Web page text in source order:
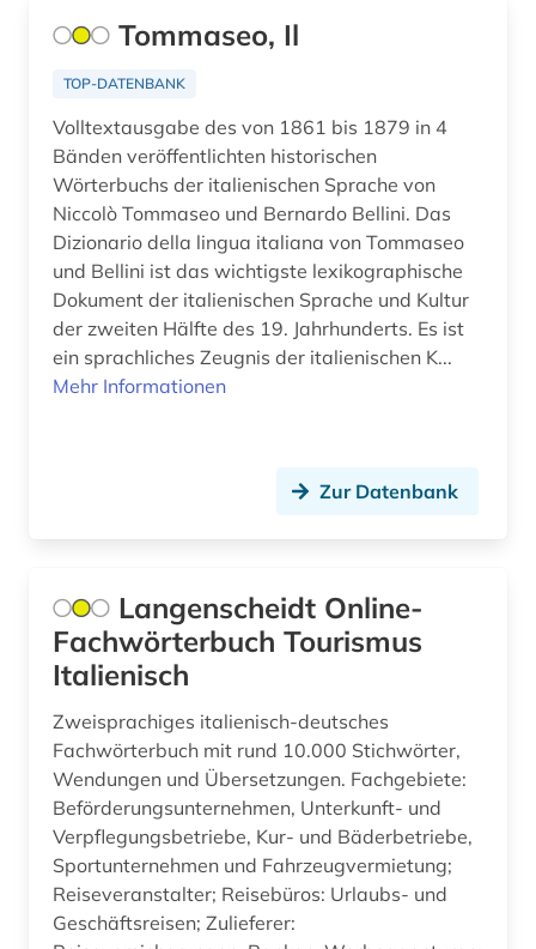
wörterbuch (66)
wörterbuch mehrsprachig (1)
zeitschrift (2)
übersetzung (2)
übersetzungswissenschaft (1)
Tommaseo, Il
TOP-DATENBANK
Volltextausgabe des von 1861 bis 1879 in 4
Bänden veröffentlichten historischen
Wörterbuchs der italienischen Sprache von
Niccolò Tommaseo und Bernardo Bellini. Das
Dizionario della lingua italiana von Tommaseo
und Bellini ist das wichtigste lexikographische
Dokument der italienischen Sprache und Kultur
der zweiten Hälfte des 19. Jahrhunderts. Es ist
ein sprachliches Zeugnis der italienischen K...
Mehr Informationen
Zur Datenbank
Langenscheidt Online-
Fachwörterbuch Tourismus
Italienisch
Zweisprachiges italienisch-deutsches
Fachwörterbuch mit rund 10.000 Stichwörter,
Wendungen und Übersetzungen. Fachgebiete:
Beförderungsunternehmen, Unterkunft- und
Verpflegungsbetriebe, Kur- und Bäderbetriebe,
Sportunternehmen und Fahrzeugvermietung;
Reiseveranstalter; Reisebüros: Urlaubs- und
Geschäftsreisen; Zulieferer: